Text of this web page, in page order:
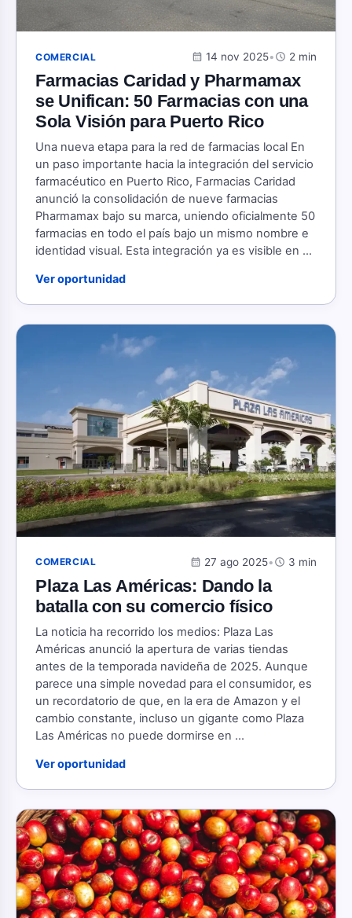
COMERCIAL calendar_month 14 nov 2025•schedule 2 min
Farmacias Caridad y Pharmamax
se Unifican: 50 Farmacias con una
Sola Visión para Puerto Rico
Una nueva etapa para la red de farmacias local En
un paso importante hacia la integración del servicio
farmacéutico en Puerto Rico, Farmacias Caridad
anunció la consolidación de nueve farmacias
Pharmamax bajo su marca, uniendo oficialmente 50
farmacias en todo el país bajo un mismo nombre e
identidad visual. Esta integración ya es visible en ...
Ver oportunidad
COMERCIAL calendar_month 27 ago 2025•schedule 3 min
Plaza Las Américas: Dando la
batalla con su comercio físico
La noticia ha recorrido los medios: Plaza Las
Américas anunció la apertura de varias tiendas
antes de la temporada navideña de 2025. Aunque
parece una simple novedad para el consumidor, es
un recordatorio de que, en la era de Amazon y el
cambio constante, incluso un gigante como Plaza
Las Américas no puede dormirse en ...
Ver oportunidad